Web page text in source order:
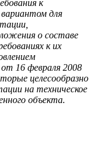
к
для
о составе
к их
16 февраля 2008
целесообразно
на техническое
объекта.